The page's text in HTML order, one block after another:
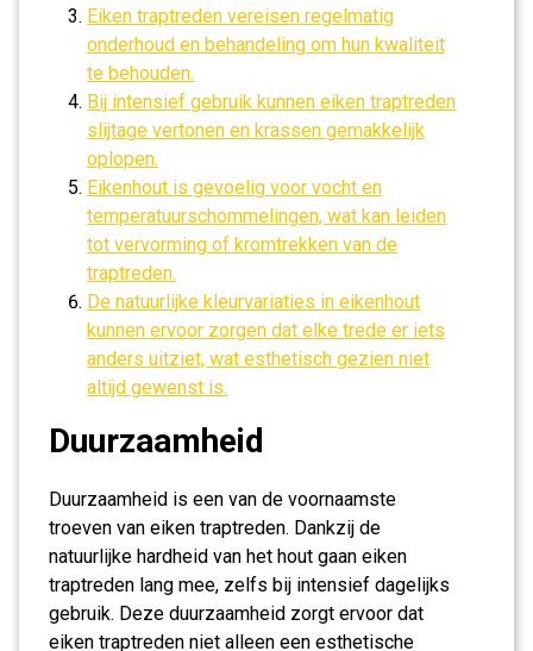
Eiken traptreden vereisen regelmatig
onderhoud en behandeling om hun kwaliteit
te behouden.
Bij intensief gebruik kunnen eiken traptreden
slijtage vertonen en krassen gemakkelijk
oplopen.
Eikenhout is gevoelig voor vocht en
temperatuurschommelingen, wat kan leiden
tot vervorming of kromtrekken van de
traptreden.
De natuurlijke kleurvariaties in eikenhout
kunnen ervoor zorgen dat elke trede er iets
anders uitziet, wat esthetisch gezien niet
altijd gewenst is.
Duurzaamheid
Duurzaamheid is een van de voornaamste
troeven van eiken traptreden. Dankzij de
natuurlijke hardheid van het hout gaan eiken
traptreden lang mee, zelfs bij intensief dagelijks
gebruik. Deze duurzaamheid zorgt ervoor dat
eiken traptreden niet alleen een esthetische